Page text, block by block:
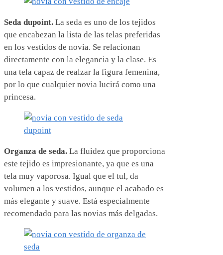
Seda dupoint. La seda es uno de los tejidos
que encabezan la lista de las telas preferidas
en los vestidos de novia. Se relacionan
directamente con la elegancia y la clase. Es
una tela capaz de realzar la figura femenina,
por lo que cualquier novia lucirá como una
princesa.
Organza de seda. La fluidez que proporciona
este tejido es impresionante, ya que es una
tela muy vaporosa. Igual que el tul, da
volumen a los vestidos, aunque el acabado es
más elegante y suave. Está especialmente
recomendado para las novias más delgadas.